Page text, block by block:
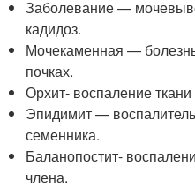
Заболевание —
кадидоз.
Мочекаменная —
почках.
Орхит- воспаление ткани
Эпидимит —
семенника.
Баланопостит-
члена.